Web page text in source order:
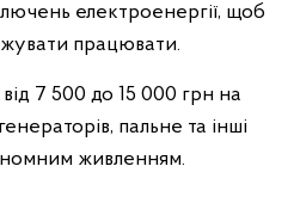
електроенергії, щоб
працювати.
7 500 до 15 000 грн на
пальне та інші
живленням.